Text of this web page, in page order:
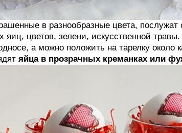
в разнообразные цвета,
яиц, цветов, зелени, искусственной
а можно положить на тарелку около
яйца в прозрачных креманках или